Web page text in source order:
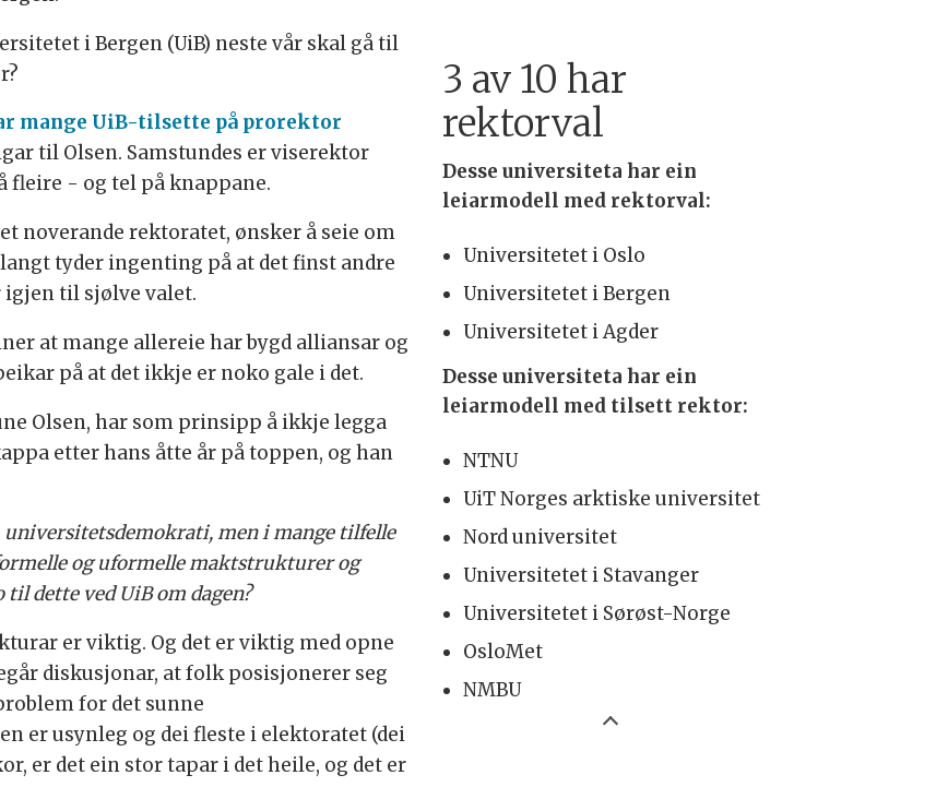
3 av 10 har
rektorval
Desse universiteta har ein
leiarmodell med rektorval:
Universitetet i Oslo
Universitetet i Bergen
Universitetet i Agder
Desse universiteta har ein
leiarmodell med tilsett rektor:
NTNU
UiT Norges arktiske universitet
Nord universitet
Universitetet i Stavanger
Universitetet i Sørøst-Norge
OsloMet
NMBU
i Bergen (UiB) neste vår skal gå til
mange UiB-tilsette på prorektor
til Olsen. Samstundes er viserektor
fleire - og tel på knappane.
noverande rektoratet, ønsker å seie om
tyder ingenting på at det finst andre
igjen til sjølve valet.
at mange allereie har bygd alliansar og
på at det ikkje er noko gale i det.
Olsen, har som prinsipp å ikkje legga
etter hans åtte år på toppen, og han
men i mange tilfelle
og uformelle maktstrukturer og
dette ved UiB om dagen?
er viktig. Og det er viktig med opne
diskusjonar, at folk posisjonerer seg
for det sunne
er usynleg og dei fleste i elektoratet (dei
er det ein stor tapar i det heile, og det er